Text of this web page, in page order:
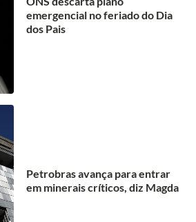
emergencial no feriado do Dia
dos Pais
Petrobras avança para entrar
em minerais críticos, diz Magda